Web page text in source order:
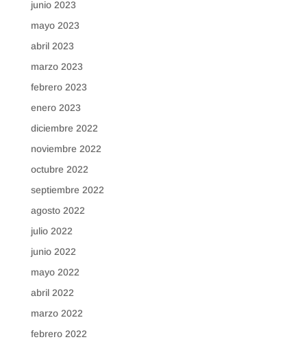
junio 2023
mayo 2023
abril 2023
marzo 2023
febrero 2023
enero 2023
diciembre 2022
noviembre 2022
octubre 2022
septiembre 2022
agosto 2022
julio 2022
junio 2022
mayo 2022
abril 2022
marzo 2022
febrero 2022